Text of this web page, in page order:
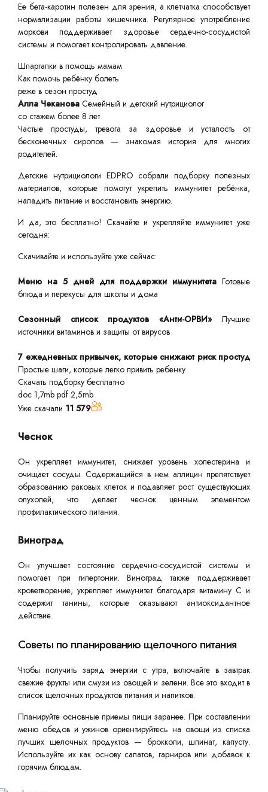
Ее бета-каротин полезен для зрения, а клетчатка способствует
нормализации работы кишечника. Регулярное употребление
моркови поддерживает здоровье сердечно-сосудистой
системы и помогает контролировать давление.
Шпаргалки в помощь мамам
Как помочь ребёнку болеть
реже в сезон простуд
Алла Чеканова Семейный и детский нутрициолог
со стажем более 8 лет
Частые простуды, тревога за здоровье и усталость от
бесконечных сиропов — знакомая история для многих
родителей.
Детские нутрициологи EDPRO собрали подборку полезных
материалов, которые помогут укрепить иммунитет ребёнка,
наладить питание и восстановить энергию.
И да, это бесплатно! Скачайте и укрепляйте иммунитет уже
сегодня:
Скачивайте и используйте уже сейчас:
Меню на 5 дней для поддержки иммунитета Готовые
блюда и перекусы для школы и дома
Сезонный список продуктов «Анти-ОРВИ»
Лучшие
источники витаминов и защиты от вирусов
7 ежедневных привычек, которые снижают риск простуд
Простые шаги, которые легко привить ребенку
Скачать подборку бесплатно
doc 1,7mb pdf 2,5mb
Уже скачали 11 579
Чеснок
Он укрепляет иммунитет, снижает уровень холестерина и
очищает сосуды. Содержащийся в нем аллицин препятствует
образованию раковых клеток и подавляет рост существующих
опухолей, что делает чеснок ценным элементом
профилактического питания.
Виноград
Он улучшает состояние сердечно-сосудистой системы и
помогает при гипертонии. Виноград также поддерживает
кроветворение, укрепляет иммунитет благодаря витамину С и
содержит танины, которые оказывают антиоксидантное
действие.
Советы по планированию щелочного питания
Чтобы получить заряд энергии с утра, включайте в завтрак
свежие фрукты или смузи из овощей и зелени. Все это входит в
список щелочных продуктов питания и напитков.
Планируйте основные приемы пищи заранее. При составлении
меню обедов и ужинов ориентируйтесь на овощи из списка
лучших щелочных продуктов — брокколи, шпинат, капусту.
Используйте их как основу салатов, гарниров или добавок к
горячим блюдам.